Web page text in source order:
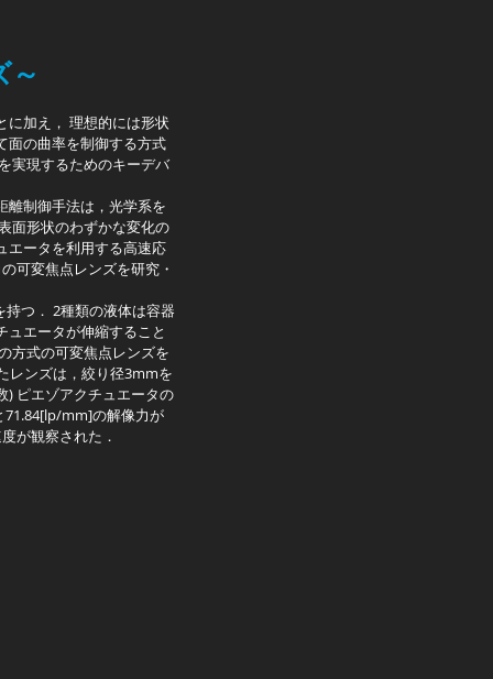
～
加え， 理想的には形状
面の曲率を制御する方式
実現するためのキーデバ
制御手法は，光学系を
面形状のわずかな変化の
エータを利用する高速応
可変焦点レンズを研究・
つ． 2種類の液体は容器
エータが伸縮すること
方式の可変焦点レンズを
レンズは，絞り径3mmを
) ピエゾアクチュエータの
71.84[lp/mm]の解像力が
が観察された．